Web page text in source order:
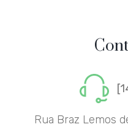
Rua Braz Lemos